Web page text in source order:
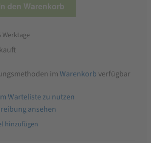
den Warenkorb
imWarenkorb verfügbar
Warteliste zu nutzen
ansehen